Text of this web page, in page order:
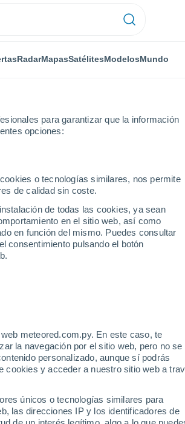
para garantizar que la información
opciones:
o tecnologías similares, nos permite
de calidad sin coste.
de todas las cookies, ya sean
en el sitio web, así como
en función del mismo. Puedes consultar
consentimiento pulsando el botón
meteored.com.py. En este caso, te
la navegación por el sitio web, pero no se
personalizado, aunque sí podrás
cookies y acceder a nuestro sitio web a
únicos o tecnologías similares para
las direcciones IP y los identificadores de
RadarMapasSatélitesModelosMundo
en Tokio, Japón! Se emitieron